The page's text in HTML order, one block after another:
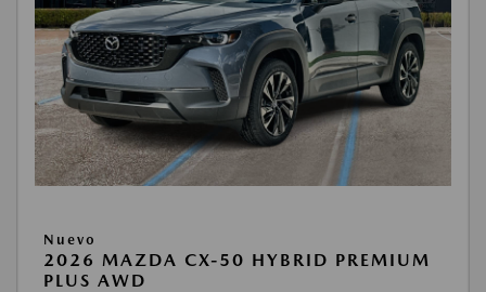
Nuevo
2026 MAZDA CX-50 HYBRID PREMIUM
PLUS AWD